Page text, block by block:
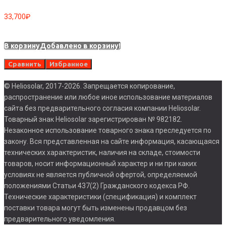
33,700₽
В корзинуДобавлено в корзину!
Сравнить Избранное
© Heliosolar, 2017-2026. Запрещается копирование,
распространение или любое иное использование материалов
сайта без предварительного согласия компании Heliosolar.
Товарный знак Heliosolar зарегистрирован № 982182.
Незаконное использование товарного знака преследуется по
закону. Вся представленная на сайте информация, касающаяся
технических характеристик, наличия на складе, стоимости
товаров, носит информационный характер и ни при каких
условиях не является публичной офертой, определяемой
положениями Статьи 437(2) Гражданского кодекса РФ.
Технические характеристики (спецификация) и комплект
поставки товара могут быть изменены продавцом без
предварительного уведомления.